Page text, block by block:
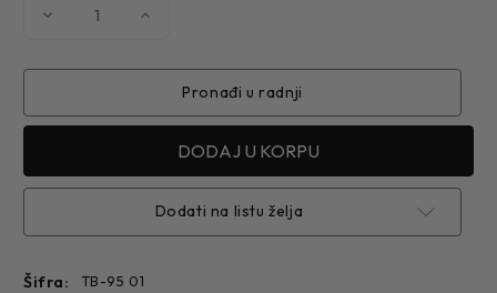
Smanjite
TB-
Povećajte
TB-
Pronađi u radnji
Dodati na listu želja
Šifra: TB-95 01